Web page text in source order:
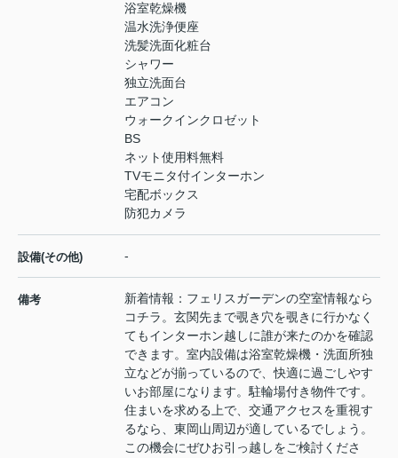
浴室乾燥機
温水洗浄便座
洗髪洗面化粧台
シャワー
独立洗面台
エアコン
ウォークインクロゼット
BS
ネット使用料無料
TVモニタ付インターホン
宅配ボックス
防犯カメラ
設備(その他) -
備考
新着情報：フェリスガーデンの空室情報なら
コチラ。玄関先まで覗き穴を覗きに行かなく
てもインターホン越しに誰が来たのかを確認
できます。室内設備は浴室乾燥機・洗面所独
立などが揃っているので、快適に過ごしやす
いお部屋になります。駐輪場付き物件です。
住まいを求める上で、交通アクセスを重視す
るなら、東岡山周辺が適しているでしょう。
この機会にぜひお引っ越しをご検討くださ